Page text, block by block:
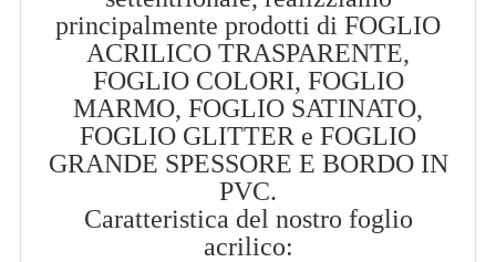
principalmente prodotti di FOGLIO
ACRILICO TRASPARENTE,
FOGLIO COLORI, FOGLIO
MARMO, FOGLIO SATINATO,
FOGLIO GLITTER e FOGLIO
GRANDE SPESSORE E BORDO IN
PVC.
Caratteristica del nostro foglio
acrilico: